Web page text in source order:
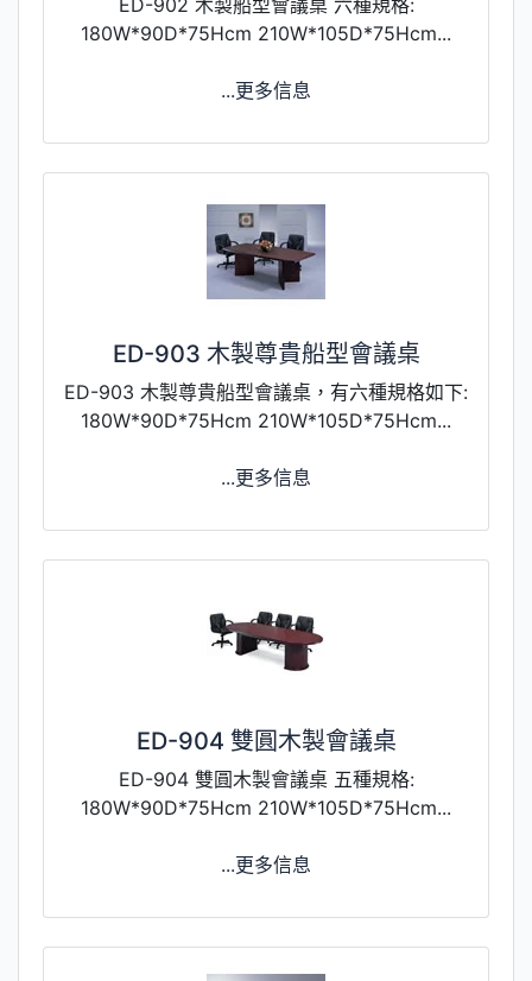
180W*90D*75Hcm 210W*105D*75Hcm...
...更多信息
ED-903 木製尊貴船型會議桌
ED-903 木製尊貴船型會議桌，有六種規格如下:
180W*90D*75Hcm 210W*105D*75Hcm...
...更多信息
ED-904 雙圓木製會議桌
ED-904 雙圓木製會議桌 五種規格:
180W*90D*75Hcm 210W*105D*75Hcm...
...更多信息